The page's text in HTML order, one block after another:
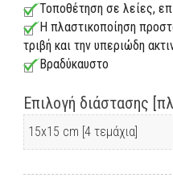
Τοποθέτηση σε λείες,
Η πλαστικοποίηση
τριβή και την υπεριώδη
Βραδύκαυστο
Επιλογή διάστασης